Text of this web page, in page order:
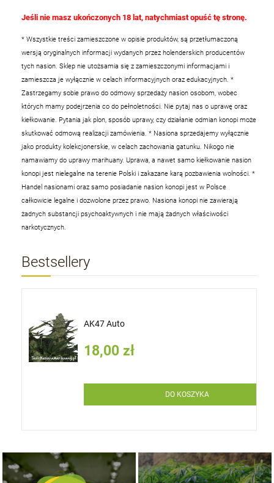
Jeśli nie masz ukończonych 18 lat, natychmiast opuść tę stronę.
* Wszystkie treści zamieszczone w opisie produktów, są przetłumaczoną
wersją oryginalnych informacji wydanych przez holenderskich producentów
tych nasion. Sklep nie utożsamia się z zamieszczonymi informacjami i
zamieszcza je wyłącznie w celach informacyjnych oraz edukacyjnych. *
Zastrzegamy sobie prawo do odmowy sprzedaży nasion osobom, wobec
których mamy podejrzenia co do pełnoletności. Nie pytaj nas o uprawę oraz
kiełkowanie. Pytania jak plon, sposób uprawy, czy działanie odmian konopi może
skutkować odmową realizacji zamówienia. * Nasiona sprzedajemy wyłącznie
jako produkty kolekcjonerskie, w celach zachowania gatunku. Nikogo nie
namawiamy do uprawy marihuany. Uprawa, a nawet samo kiełkowanie nasion
konopi jest nielegalne na terenie Polski i zakazane karą pozbawienia wolności. *
Handel nasionami oraz samo posiadanie nasion konopi jest w Polsce
całkowicie legalne i dozwolone przez prawo. Nasiona konopi nie zawierają
żadnych substancji psychoaktywnych i nie mają żadnych właściwości
narkotycznych.
Bestsellery
AK47 Auto
18,00 zł
DO KOSZYKA
NASIONA MARIHUANY TOP 10 INDOOR
KUP TERAZ NASIONA MARIHUANY TOP 10 OUTDOOR
KUP TERAZ